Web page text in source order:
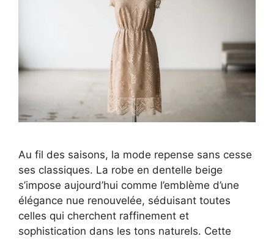
Au fil des saisons, la mode repense sans cesse
ses classiques. La robe en dentelle beige
s’impose aujourd’hui comme l’emblème d’une
élégance nue renouvelée, séduisant toutes
celles qui cherchent raffinement et
sophistication dans les tons naturels. Cette